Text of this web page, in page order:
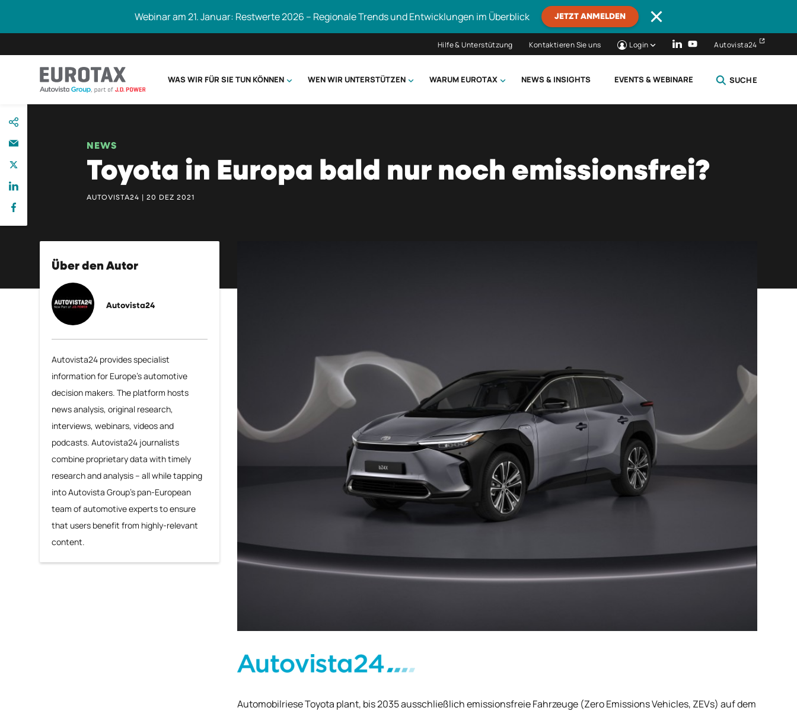
zum
Inhalt
Webinar am 21. Januar: Restwerte 2026 – Regionale Trends und Entwicklungen im Überblick JETZT ANMELDEN
Hilfe & Unterstützung Kontaktieren Sie uns Login Autovista24
WAS WIR FÜR SIE TUN KÖNNEN WEN WIR UNTERSTÜTZEN WARUM EUROTAX NEWS & INSIGHTS EVENTS & WEBINARE SUCHE
NEWS
Toyota in Europa bald nur noch emissionsfrei?
AUTOVISTA24 | 20 DEZ 2021
Über den Autor
Autovista24
Autovista24 provides specialist
information for Europe’s automotive
decision makers. The platform hosts
news analysis, original research,
interviews, webinars, videos and
podcasts. Autovista24 journalists
combine proprietary data with timely
research and analysis – all while tapping
into Autovista Group’s pan-European
team of automotive experts to ensure
that users benefit from highly-relevant
content.
Automobilriese Toyota plant, bis 2035 ausschließlich emissionsfreie Fahrzeuge (Zero Emissions Vehicles, ZEVs) auf dem